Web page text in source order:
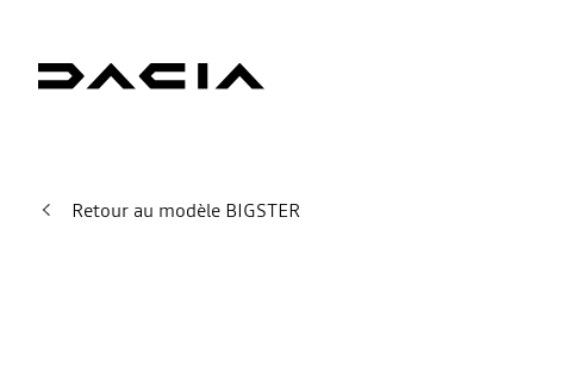
Retour au modèle BIGSTER